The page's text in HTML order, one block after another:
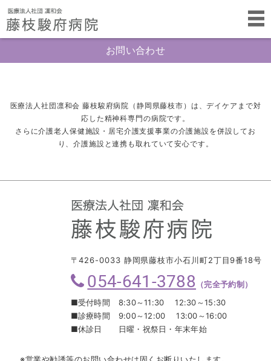
お問い合わせ
医療法人社団凛和会 藤枝駿府病院（静岡県藤枝市）は、デイケアまで対
応した精神科専門の病院です。
さらに介護老人保健施設・居宅介護支援事業の介護施設を併設してお
り、介護施設と連携も取れていて安心です。
〒426-0033 静岡県藤枝市小石川町2丁目9番18号
054-641-3788
（完全予約制）
■受付時間
8:30～11:30 12:30～15:30
■診療時間
9:00～12:00 13:00～16:00
■休診日
日曜・祝祭日・年末年始